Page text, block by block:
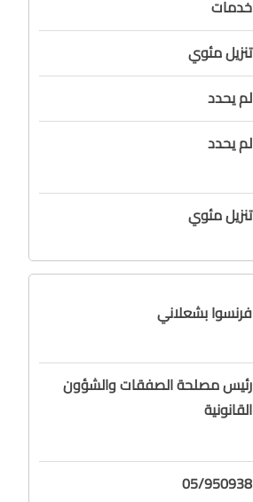
خدمات
تنزيل مئوي
لم يحدد
لم يحدد
تنزيل مئوي
فرنسوا بشعلاني
رئيس مصلحة الصفقات والشؤون
القانونية
05/950938